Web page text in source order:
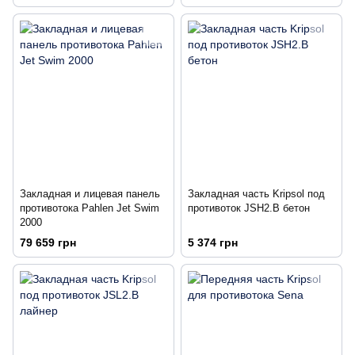
Закладная и лицевая панель
противотока Pahlen Jet Swim
2000
79 659 грн
Закладная часть Kripsol под
противоток JSH2.B бетон
5 374 грн